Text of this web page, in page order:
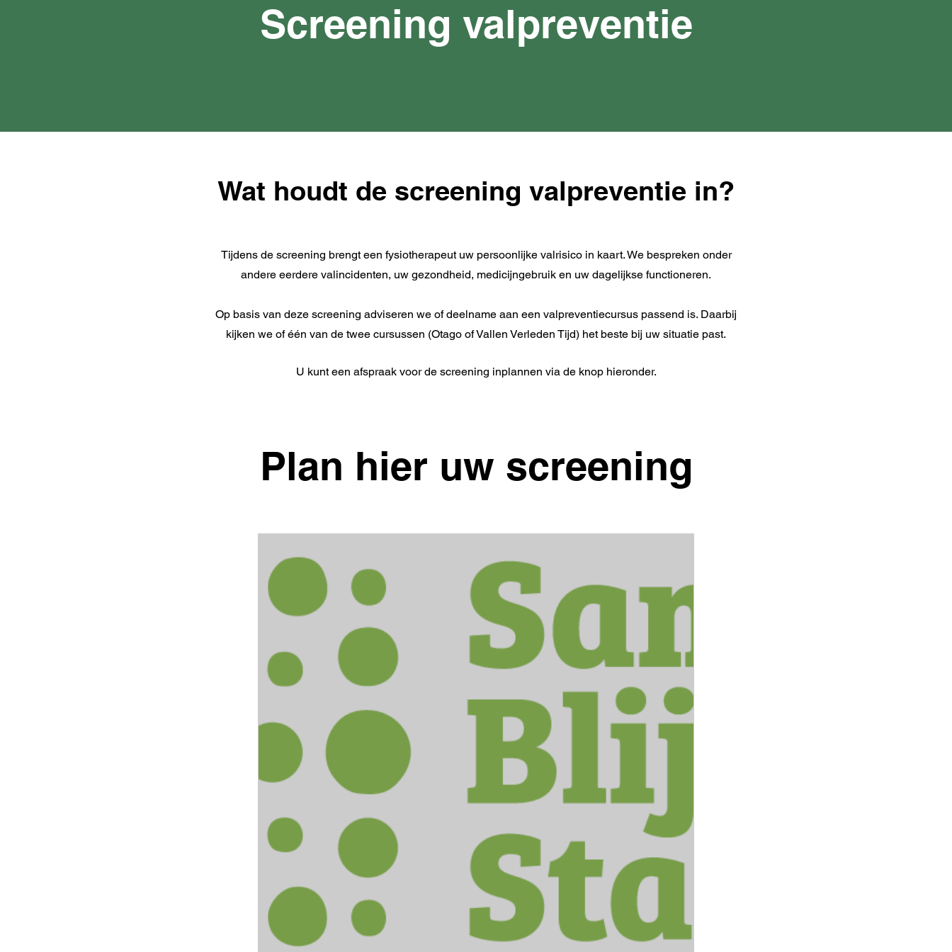
Screening valpreventie
Wat houdt de screening valpreventie in?
Tijdens de screening brengt een fysiotherapeut uw persoonlijke valrisico in kaart. We bespreken onder
andere eerdere valincidenten, uw gezondheid, medicijngebruik en uw dagelijkse functioneren.
Op basis van deze screening adviseren we of deelname aan een valpreventiecursus passend is. Daarbij
kijken we of één van de twee cursussen (Otago of Vallen Verleden Tijd) het beste bij uw situatie past.
U kunt een afspraak voor de screening inplannen via de knop hieronder.
Plan hier uw screening